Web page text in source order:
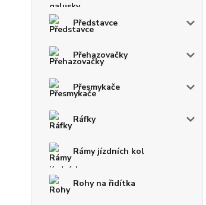
Představce
Přehazovačky
Přesmykače
Ráfky
Rámy jízdních kol
Rohy na řidítka